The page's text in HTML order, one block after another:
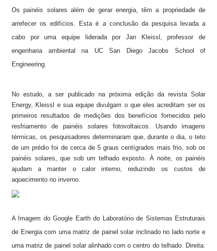
Os painéis solares além de gerar energia, têm a propriedade de
arrefecer os edifícios. Esta é a conclusão da pesquisa levada a
cabo por uma equipe liderada por Jan Kleissl, professor de
engenharia ambiental na UC San Diego Jacobs School of
Engineering.
No estudo, a ser publicado na próxima edição da revista Solar
Energy, Kleissl e sua equipe divulgam o que eles acreditam ser os
primeiros resultados de medições dos benefícios fornecidos pelo
resfriamento de painéis solares fotovoltaicos. Usando imagens
térmicas, os pesquisadores determinaram que, durante o dia, o teto
de um prédio foi de cerca de 5 graus centígrados mais frio, sob os
painéis solares, que sob um telhado exposto. À noite, os painéis
ajudam a manter o calor interno, reduzindo os custos de
aquecimento no inverno.
A Imagem do Google Earth do Laboratório de Sistemas Estruturais
de Energia com uma matriz de painel solar inclinado no lado norte e
uma matriz de painel solar alinhado com o centro do telhado. Direita: